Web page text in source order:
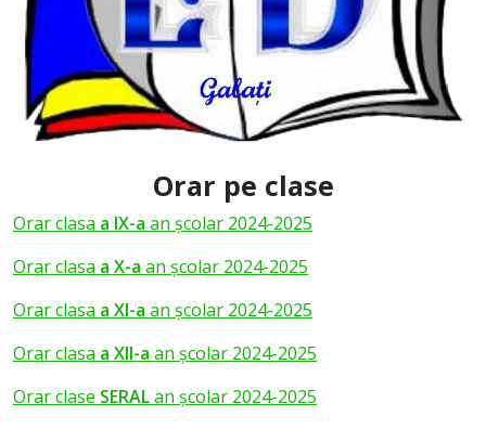
Orar pe clase
Orar clasa a IX-a an școlar 2024-2025
Orar clasa a X-a an școlar 2024-2025
Orar clasa a XI-a an școlar 2024-2025
Orar clasa a XII-a an școlar 2024-2025
Orar clase SERALan școlar 2024-2025